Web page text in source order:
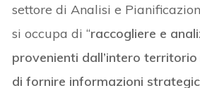
settore di Analisi e
si occupa di “raccogliere e
provenienti dall’intero
di fornire informazioni